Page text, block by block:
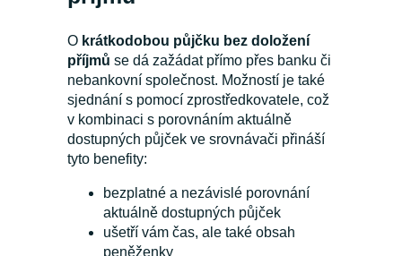
O krátkodobou půjčku bez doložení
příjmůse dá zažádat přímo přes banku či
nebankovní společnost. Možností je také
sjednání s pomocí zprostředkovatele, což
v kombinaci s porovnáním aktuálně
dostupných půjček ve srovnávači přináší
tyto benefity:
bezplatné a nezávislé porovnání
aktuálně dostupných půjček
ušetří vám čas, ale také obsah
peněženky